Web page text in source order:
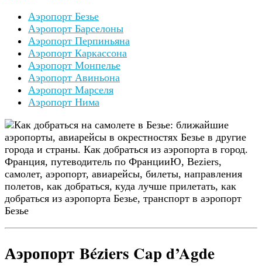
Аэропорт Безье
Аэропорт Барселоны
Аэропорт Перпиньяна
Аэропорт Каркассона
Аэропорт Монпелье
Аэропорт Авиньона
Аэропорт Марселя
Аэропорт Нима
Аэропорт Béziers Cap d’Agde